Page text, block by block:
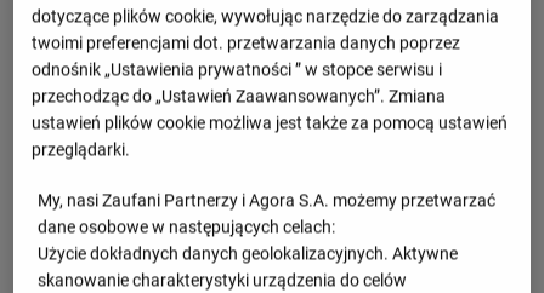
dotyczące plików cookie, wywołując narzędzie do zarządzania
twoimi preferencjami dot. przetwarzania danych poprzez
odnośnik „Ustawienia prywatności ” w stopce serwisu i
przechodząc do „Ustawień Zaawansowanych”. Zmiana
ustawień plików cookie możliwa jest także za pomocą ustawień
przeglądarki.
My, nasi Zaufani Partnerzy i Agora S.A. możemy przetwarzać
dane osobowe w następujących celach:
Użycie dokładnych danych geolokalizacyjnych. Aktywne
skanowanie charakterystyki urządzenia do celów